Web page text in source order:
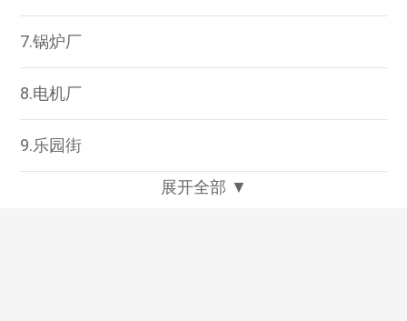
7.锅炉厂
8.电机厂
9.乐园街
展开全部 ▼